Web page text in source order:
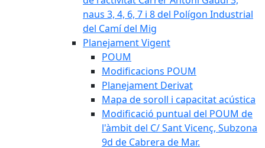
naus 3, 4, 6, 7 i 8 del Polígon Industrial
del Camí del Mig
Planejament Vigent
POUM
Modificacions POUM
Planejament Derivat
Mapa de soroll i capacitat acústica
Modificació puntual del POUM de
l'àmbit del C/ Sant Vicenç, Subzona
9d de Cabrera de Mar.